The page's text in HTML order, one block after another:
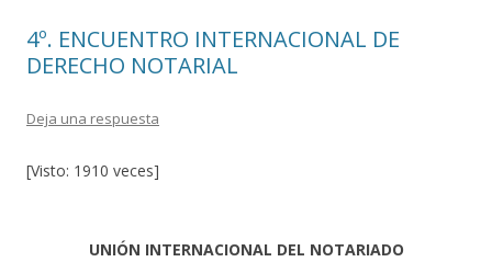
4º. ENCUENTRO INTERNACIONAL DE
DERECHO NOTARIAL
Deja una respuesta
[Visto: 1910 veces]
UNIÓN INTERNACIONAL DEL NOTARIADO